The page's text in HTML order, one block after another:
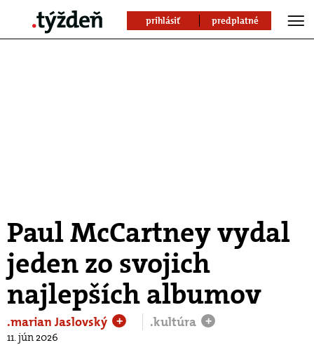
prihlásiť predplatné
Paul McCartney vydal
jeden zo svojich
najlepších albumov
.marian Jaslovský + .kultúra +
11. jún 2026